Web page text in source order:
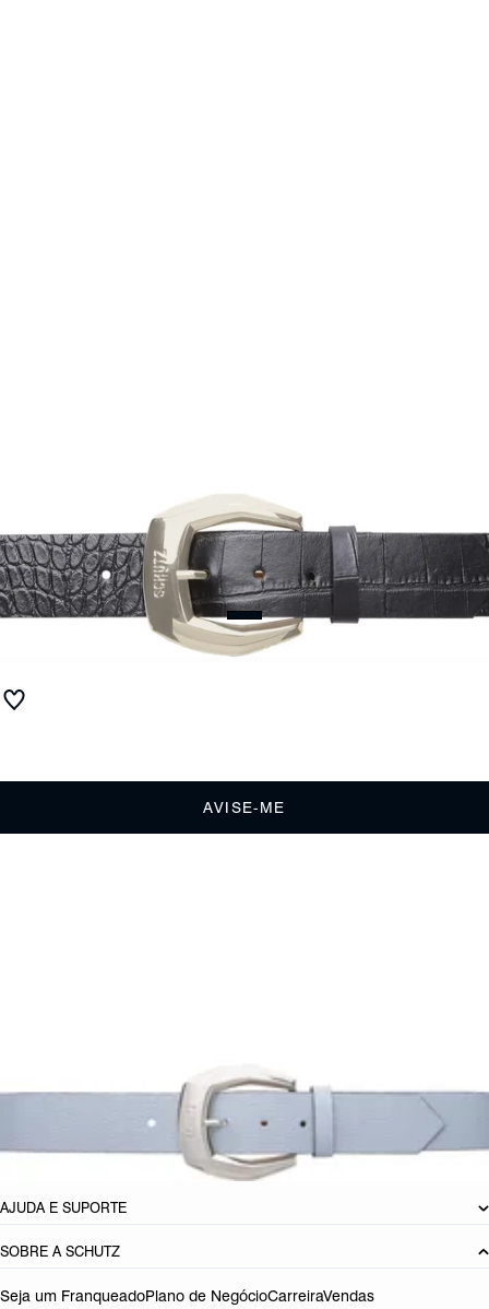
AVISE-ME
S4601600050001
AJUDA E SUPORTE
SOBRE A SCHUTZ
Seja um FranqueadoPlano de NegócioCarreiraVendas